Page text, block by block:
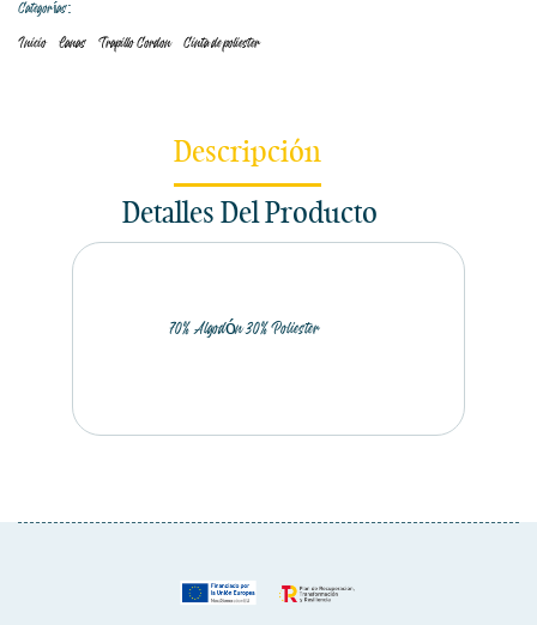
Categorías:
Inicio Lanas Trapillo Cordon Cinta de poliester
Descripción
Detalles Del Producto
70% Algodón 30% Poliester